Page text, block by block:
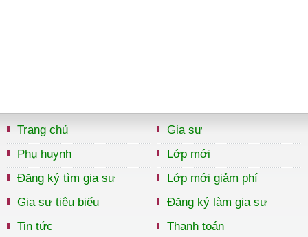
Trang chủ
Phụ huynh
Đăng ký tìm gia sư
Gia sư tiêu biểu
Tin tức
Gia sư
Lớp mới
Lớp mới giảm phí
Đăng ký làm gia sư
Thanh toán